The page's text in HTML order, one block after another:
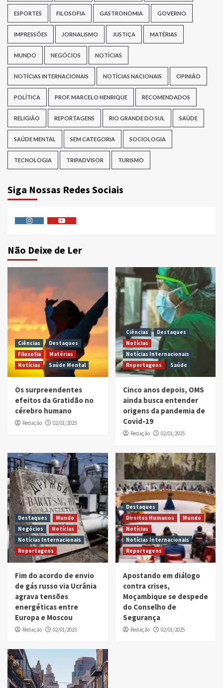
ESPORTES FILOSOFIA GASTRONOMIA GOVERNO
IMPRESSÕES JORNALISMO JUSTIÇA MATÉRIAS
MUNDO NEGÓCIOS NOTÍCIAS
NOTÍCIAS INTERNACIONAIS NOTÍCIAS NACIONAIS OPINIÃO
POLÍTICA PROF. MARCELO HENRIQUE RECOMENDADOS
RELIGIÃO REPORTAGENS RIO GRANDE DO SUL SAÚDE
SAÚDE MENTAL SEM CATEGORIA SOCIOLOGIA
TECNOLOGIA TRIPADVISOR TURISMO
Siga Nossas Redes Sociais
Não Deixe de Ler
Ciências
Destaques
Filosofia
Matérias
Notícias
Saúde Mental
Os surpreendentes
efeitos da Gratidão no
cérebro humano
Redação 02/01/2025
Ciências
Destaques
Notícias
Notícias Internacionais
Reportagens
Saúde
Cinco anos depois, OMS
ainda busca entender
origens da pandemia de
Covid-19
Redação 02/01/2025
Destaques
Mundo
Negócios
Notícias
Notícias Internacionais
Reportagens
Fim do acordo de envio
de gás russo via Ucrânia
agrava tensões
energéticas entre
Europa e Moscou
Redação 02/01/2025
Destaques
Direitos Humanos
Mundo
Notícias
Notícias Internacionais
Reportagens
Apostando em diálogo
contra crises,
Moçambique se despede
do Conselho de
Segurança
Redação 02/01/2025